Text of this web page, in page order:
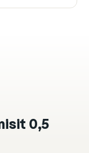
0,5